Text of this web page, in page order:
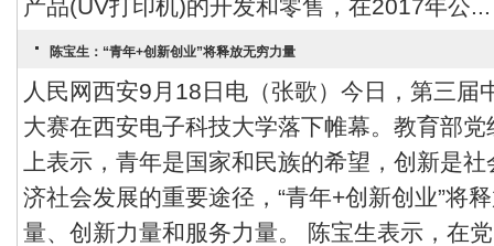
产品(UV打印机)的开发和零售，在2017年公...
陈宝生：“青年+创新创业”将释放无穷力量
人民网西安9月18日电（张歌）今日，第三届
大赛在西安电子科技大学落下帷幕。教育部
上表示，青年是国家和民族的希望，创新是
济社会发展的重要途径，“青年+创新创业”将
量、创新力量和服务力量。 陈宝生表示，在